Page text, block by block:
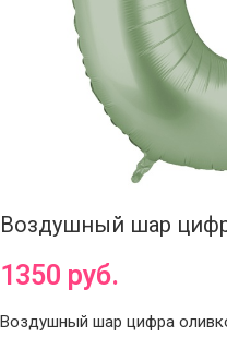
Воздушный шар
1350 руб.
Воздушный шар цифра